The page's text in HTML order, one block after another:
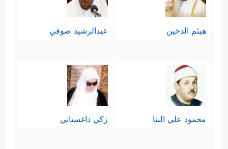
هيثم الدخين عبدالرشيد صوفي
محمود علي البنا زكي داغستاني